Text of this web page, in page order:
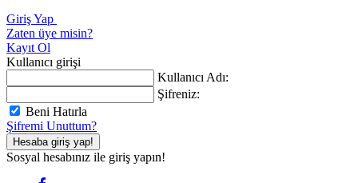
Giriş Yap
Zaten üye misin?
Kayıt Ol
Kullanıcı girişi
Kullanıcı Adı:
Şifreniz:
Beni Hatırla
Şifremi Unuttum?
Hesaba giriş yap!
Sosyal hesabınız ile giriş yapın!